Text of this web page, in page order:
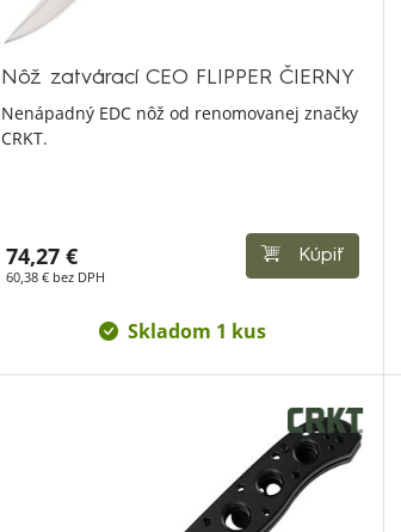
Nôž zatvárací CEO FLIPPER ČIERNY
Nenápadný EDC nôž od renomovanej značky
CRKT.
74,27 €
60,38 € bez DPH
Kúpiť
Skladom 1 kus